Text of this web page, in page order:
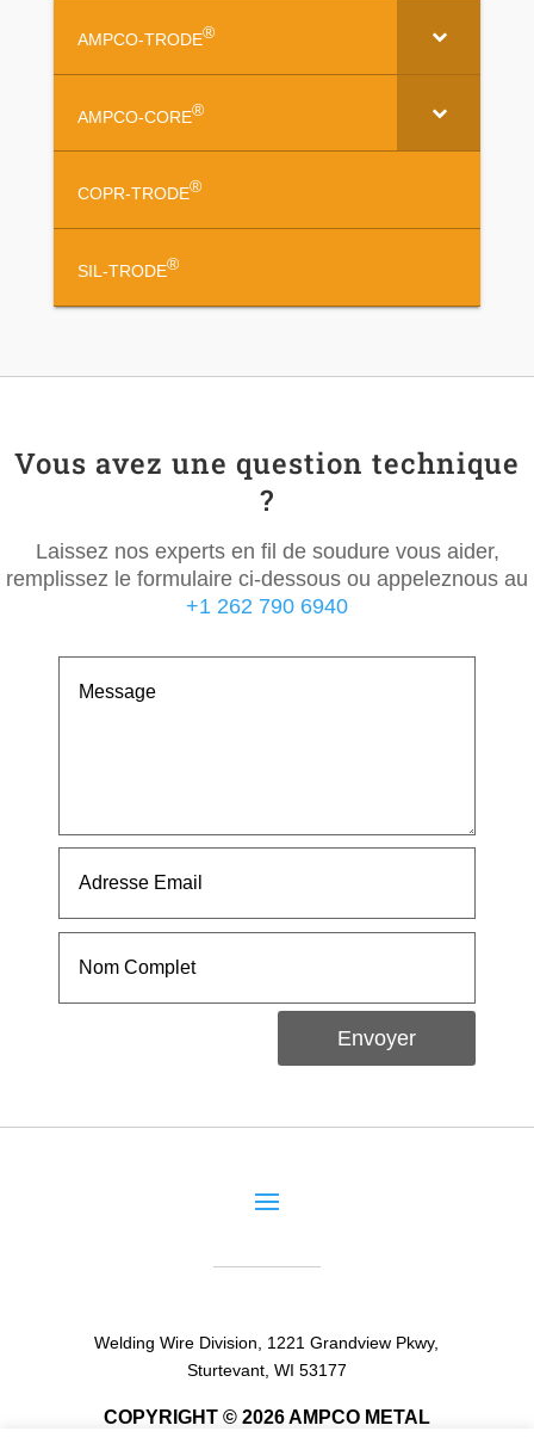
AMPCO-TRODE®
AMPCO-CORE®
COPR-TRODE®
SIL-TRODE®
Vous avez une question technique
?
Laissez nos experts en fil de soudure vous aider,
remplissez le formulaire ci-dessous ou appeleznous au
+1 262 790 6940
Envoyer
Welding Wire Division, 1221 Grandview Pkwy,
Sturtevant, WI 53177
COPYRIGHT © 2026 AMPCO METAL